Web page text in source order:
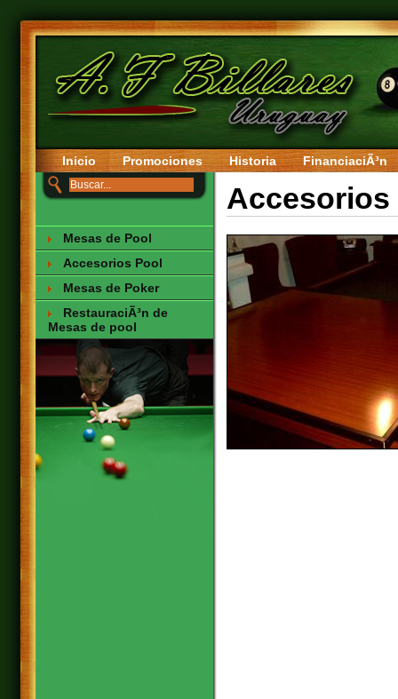
Inicio Promociones Historia FinanciaciÃ³n
Mesas de Pool
Accesorios Pool
Mesas de Poker
RestauraciÃ³n de
Mesas de pool
Accesorios